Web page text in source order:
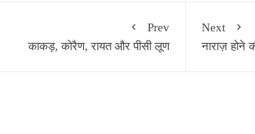
Prev
काकड़, कोरैण, रायत और पीसी लूण
Next
नाराज़ होने